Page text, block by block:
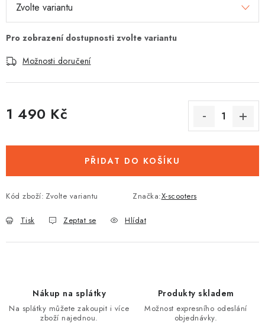
Možnosti doručení
1 490 Kč
PŘIDAT DO KOŠÍKU
Kód zboží: Zvolte variantu Značka:X-scooters
Tisk Zeptat se Hlídat
Nákup na splátky
Na splátky můžete zakoupit i více
zboží najednou.
Produkty skladem
Možnost expresního odeslání
objednávky.